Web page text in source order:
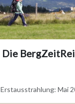
Die
Erstausstrahlung: Mai